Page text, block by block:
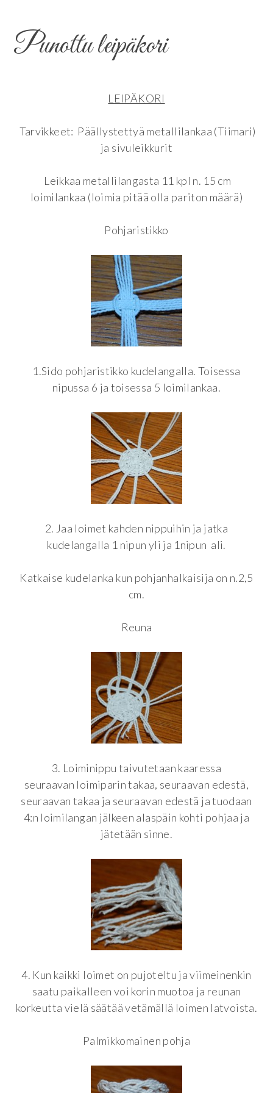
Punottu leipäkori
LEIPÄKORI
Tarvikkeet: Päällystettyä metallilankaa (Tiimari)
ja sivuleikkurit
Leikkaa metallilangasta 11 kpl n. 15 cm
loimilankaa (loimia pitää olla pariton määrä)
Pohjaristikko
1.Sido pohjaristikko kudelangalla. Toisessa
nipussa 6 ja toisessa 5 loimilankaa.
2. Jaa loimet kahden nippuihin ja jatka
kudelangalla 1 nipun yli ja 1nipun ali.
Katkaise kudelanka kun pohjanhalkaisija on n.2,5
cm.
Reuna
3. Loiminippu taivutetaan kaaressa
seuraavan loimiparin takaa, seuraavan edestä,
seuraavan takaa ja seuraavan edestä ja tuodaan
4:n loimilangan jälkeen alaspäin kohti pohjaa ja
jätetään sinne.
4. Kun kaikki loimet on pujoteltu ja viimeinenkin
saatu paikalleen voi korin muotoa ja reunan
korkeutta vielä säätää vetämällä loimen latvoista.
Palmikkomainen pohja